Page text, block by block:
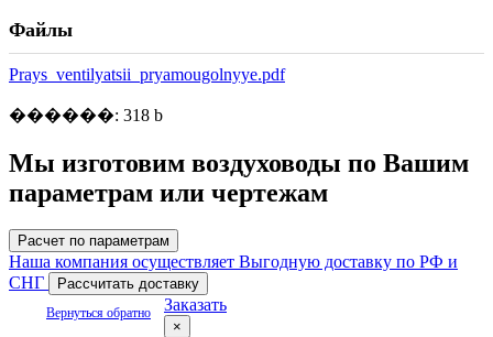
Файлы
Prays_ventilyatsii_pryamougolnyye.pdf
������: 318 b
Мы изготовим воздуховоды по Вашим
параметрам или чертежам
Расчет по параметрам
Наша компания осуществляет Выгодную доставку по РФ и
СНГ
Рассчитать доставку
Вернуться обратно Заказать
×